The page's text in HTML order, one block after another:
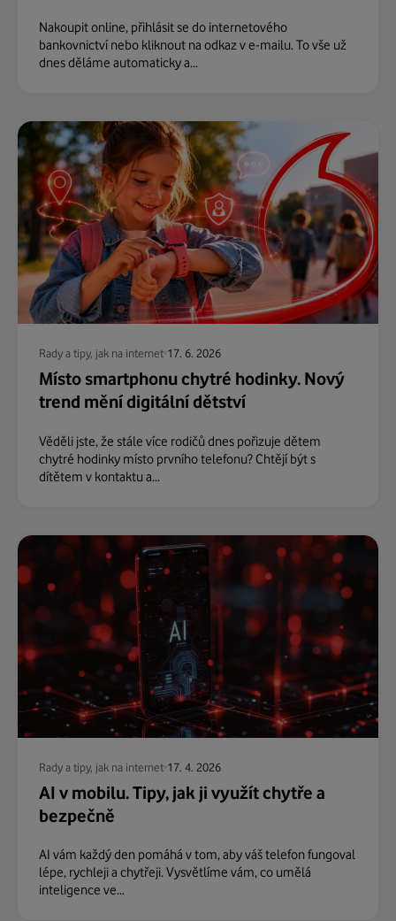
Nakoupit online, přihlásit se do internetového
bankovnictví nebo kliknout na odkaz v e-mailu. To vše už
dnes děláme automaticky a...
Rady a tipy, jak na internet 17. 6. 2026
Místo smartphonu chytré hodinky. Nový
trend mění digitální dětství
Věděli jste, že stále více rodičů dnes pořizuje dětem
chytré hodinky místo prvního telefonu? Chtějí být s
dítětem v kontaktu a...
Rady a tipy, jak na internet 17. 4. 2026
AI v mobilu. Tipy, jak ji využít chytře a
bezpečně
AI vám každý den pomáhá v tom, aby váš telefon fungoval
lépe, rychleji a chytřeji. Vysvětlíme vám, co umělá
inteligence ve...